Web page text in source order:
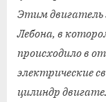
Этим двигатель
Лебона, в
происходило в
электрические
цилиндр